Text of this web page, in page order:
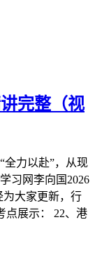
完整（视
全力以赴”，从现
习网李向国2026
大家更新，行
点展示： 22、港